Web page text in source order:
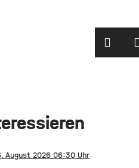
. August 2026 06:30